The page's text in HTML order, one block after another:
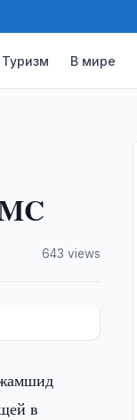
Туризм В мире
643 views
в